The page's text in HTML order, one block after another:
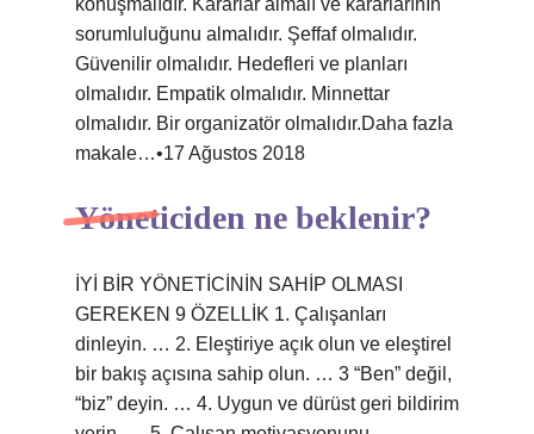
konuşmalıdır. Kararlar almalı ve kararlarının
sorumluluğunu almalıdır. Şeffaf olmalıdır.
Güvenilir olmalıdır. Hedefleri ve planları
olmalıdır. Empatik olmalıdır. Minnettar
olmalıdır. Bir organizatör olmalıdır.Daha fazla
makale…•17 Ağustos 2018
Yöneticiden ne beklenir?
İYİ BİR YÖNETİCİNİN SAHİP OLMASI
GEREKEN 9 ÖZELLİK 1. Çalışanları
dinleyin. … 2. Eleştiriye açık olun ve eleştirel
bir bakış açısına sahip olun. … 3 “Ben” değil,
“biz” deyin. … 4. Uygun ve dürüst geri bildirim